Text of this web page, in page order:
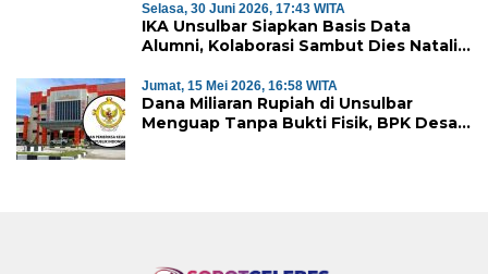
Selasa, 30 Juni 2026, 17:43 WITA
IKA Unsulbar Siapkan Basis Data
Alumni, Kolaborasi Sambut Dies Natalis
Jumat, 15 Mei 2026, 16:58 WITA
Dana Miliaran Rupiah di Unsulbar
Menguap Tanpa Bukti Fisik, BPK Desak